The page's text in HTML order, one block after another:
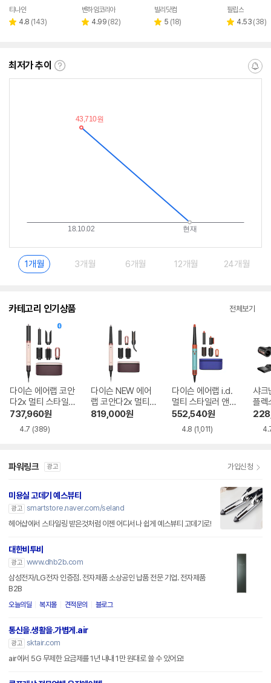
티나인
별 4.8 리
(143)
벤하임코리아
별 4.99 리
(82)
페이
빌리닷컴
별 5 리
(18)
필립스
별 4.53 리
(38)
최저가 추이
최
알
1개월 3개월 6개월 12개월 24개월
카테고리 인기상품 전체보기
다이슨 에어랩 코안
다2x 멀티 스타일러
앤 드라이어
737,960원
4.7 (389)
다이슨 NEW 에어
랩 코안다2x 멀티
스타일러 앤 드라이
819,000원
다이슨 에어랩 i.d.
멀티 스타일러 앤
드라이어
552,540원
4.8 (1,011)
샤크
플렉
타
파워링크 광고 가입신청
미용실 고데기 예스뷰티
광고 smartstore.naver.com/seland
헤어샵에서 스타일링 받은것처럼 이젠 어디서나 쉽게 예스뷰티 고데기로!
대한비투비
광고 www.dhb2b.com
삼성전자/LG전자 인증점. 전자제품 소상공인 납품 전문 기업. 전자제품
B2B
오늘의딜 복지몰 견적문의 블로그
통신을.생활을.가볍게.air
광고 sktair.com
air에서 5G 무제한 요금제를 1년 내내 1만 원대로 쓸 수 있어요!